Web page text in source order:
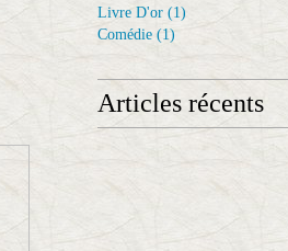
Livre D'or (1)
Comédie (1)
Articles récents